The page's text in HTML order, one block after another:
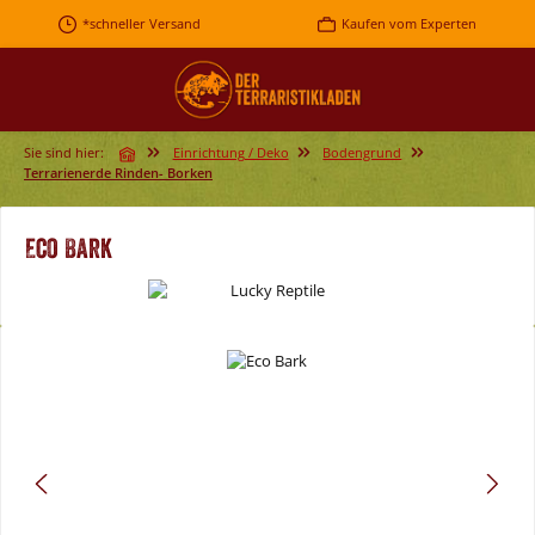
Zum Hauptinhalt springen
*schneller Versand Kaufen vom Experten
Sie sind hier: Einrichtung / Deko
Bodengrund
Terrarienerde Rinden- Borken
Eco Bark